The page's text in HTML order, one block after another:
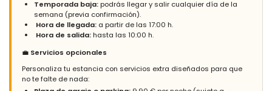
Fantástico apartamento
- 9,2
(Texto original)
Tolle Wohnung mit schöner Aussicht alles vorhanden
Temporada baja:podrás llegar y salir cualquier día de la
semana (previa confirmación).
Hora de llegada: a partir de las 17:00 h.
Hora de salida:hasta las 10:00 h.
💼 Servicios opcionales
Personaliza tu estancia con servicios extra diseñados para que
no te falte de nada: